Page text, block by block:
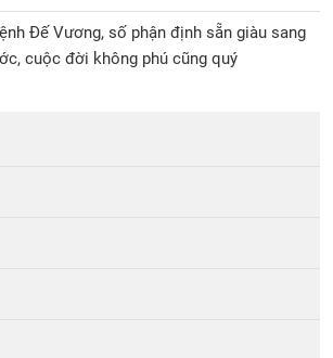
Đế Vương, số phận định sẵn giàu sang
cuộc đời không phú cũng quý